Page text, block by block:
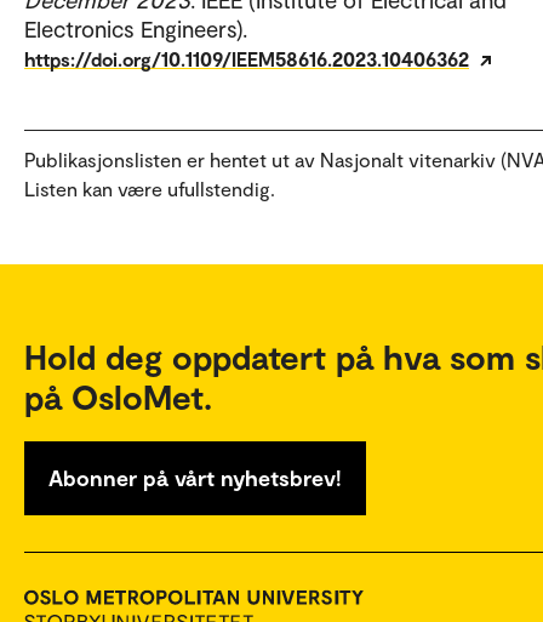
Electronics Engineers).
https://doi.org/10.1109/IEEM58616.2023.10406362
Publikasjonslisten er hentet ut av Nasjonalt vitenarkiv
Listen kan være ufullstendig.
Hold deg oppdatert på hva som
på OsloMet.
Abonner på vårt nyhetsbrev!